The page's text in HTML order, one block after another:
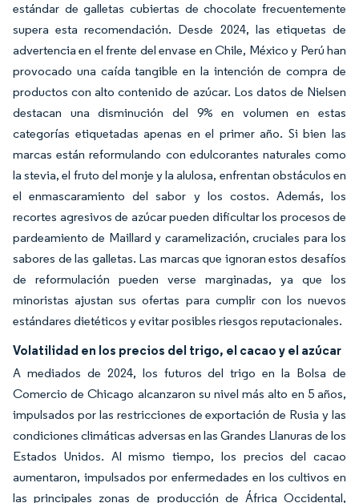
estándar de galletas cubiertas de chocolate frecuentemente
supera esta recomendación. Desde 2024, las etiquetas de
advertencia en el frente del envase en Chile, México y Perú han
provocado una caída tangible en la intención de compra de
productos con alto contenido de azúcar. Los datos de Nielsen
destacan una disminución del 9% en volumen en estas
categorías etiquetadas apenas en el primer año. Si bien las
marcas están reformulando con edulcorantes naturales como
la stevia, el fruto del monje y la alulosa, enfrentan obstáculos en
el enmascaramiento del sabor y los costos. Además, los
recortes agresivos de azúcar pueden dificultar los procesos de
pardeamiento de Maillard y caramelización, cruciales para los
sabores de las galletas. Las marcas que ignoran estos desafíos
de reformulación pueden verse marginadas, ya que los
minoristas ajustan sus ofertas para cumplir con los nuevos
estándares dietéticos y evitar posibles riesgos reputacionales.
Volatilidad en los precios del trigo, el cacao y el azúcar
A mediados de 2024, los futuros del trigo en la Bolsa de
Comercio de Chicago alcanzaron su nivel más alto en 5 años,
impulsados por las restricciones de exportación de Rusia y las
condiciones climáticas adversas en las Grandes Llanuras de los
Estados Unidos. Al mismo tiempo, los precios del cacao
aumentaron, impulsados por enfermedades en los cultivos en
las principales zonas de producción de África Occidental,